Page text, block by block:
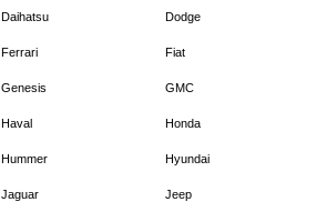
Daihatsu Dodge
Ferrari Fiat
Genesis GMC
Haval Honda
Hummer Hyundai
Jaguar Jeep